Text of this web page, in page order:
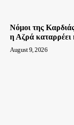
Νόμοι της
η Αζρά καταρρέει
August 9, 2026